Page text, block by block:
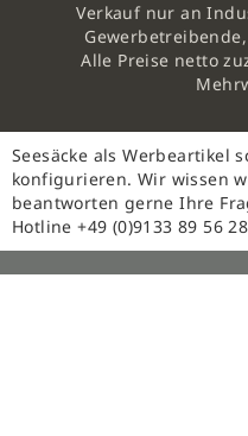
Verkauf nur an
Alle Preise netto
Seesäcke als Werbeartikel
konfigurieren. Wir wissen
beantworten gerne Ihre
Hotline +49 (0)9133 89 56